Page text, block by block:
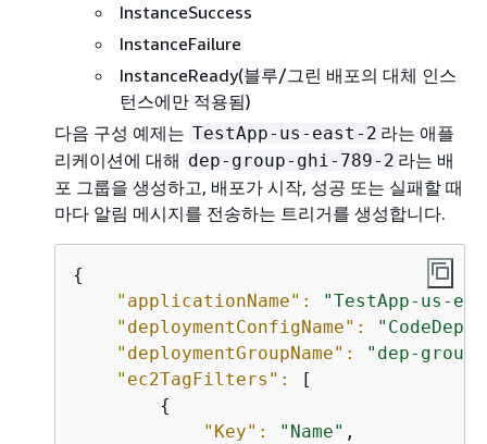
InstanceSuccess
InstanceFailure
InstanceReady(블루/그린 배포의 대체 인스
턴스에만 적용됨)
다음 구성 예제는 TestApp-us-east-2 라는 애플
리케이션에 대해 dep-group-ghi-789-2 라는 배
포 그룹을 생성하고, 배포가 시작, 성공 또는 실패할 때
마다 알림 메시지를 전송하는 트리거를 생성합니다.
{
"applicationName":
"TestApp-us-
"deploymentConfigName":
"deploymentGroupName":
"dep-
"ec2TagFilters":
[
{
"Key":
"Name" ,